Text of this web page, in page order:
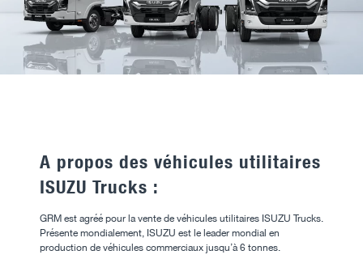
A propos des véhicules utilitaires
ISUZU Trucks :
GRM est agréé pour la vente de véhicules utilitaires ISUZU Trucks.
Présente mondialement, ISUZU est le leader mondial en
production de véhicules commerciaux jusqu’à 6 tonnes.